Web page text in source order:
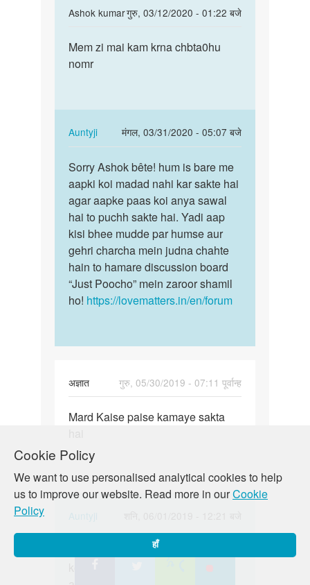
Cookie Policy
We want to use personalised analytical cookies to help
us to improve our website. Read more in ourCookie
Policy
हाँ
Ashok kumarगुरु, 03/12/2020 - 01:22 बजे
In
to
कैसे
कमाये
by
अज्ञात
Mem
zi
krna
chbta0hu…
Mem zi mai kam krna chbta0hu
nomr
Auntyji
मंगल, 03/31/2020 - 05:07 बजे
In
reply
to
Mem
zi
mai
kam
krna
chbta0hu…
by
Ashok
Sorry
Ashok
bête!
hum
is…
Sorry Ashok bête! hum is bare me
aapki koi madad nahi kar sakte hai
agar aapke paas koi anya sawal
hai to puchh sakte hai. Yadi aap
kisi bhee mudde par humse aur
gehri charcha mein judna chahte
hain to hamare discussion board
“Just Poocho” mein zaroor shamil
ho! https://lovematters.in/en/forum
अज्ञात
गुरु, 05/30/2019 - 07:11 पूर्वान्ह
Mard
paise
kamaye…
Mard Kaise paise kamaye sakta
पर्मालिंकreply
Sorry bête! hum is bare me aapki
koi madad nahi kar sakte hai agar